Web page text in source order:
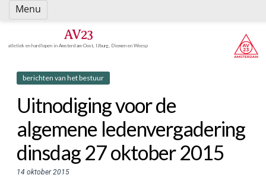
Spring
naar
AV23
atletiek en hardlopen in Amsterdam-Oost, IJburg, Diemen en Weesp
berichten van het bestuur
Uitnodiging voor de
algemene ledenvergadering
dinsdag 27 oktober 2015
14 oktober 2015
Menu